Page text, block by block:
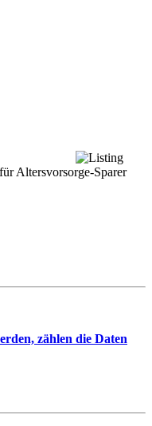
Altersvorsorge-Sparer
zählen die Daten